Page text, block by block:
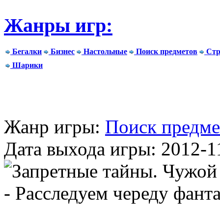
Жанры игр:
Бегалки Бизнес Настольные Поиск предметов
Шарики
Жанр игры: Поиск
Дата выхода игры: 2012-